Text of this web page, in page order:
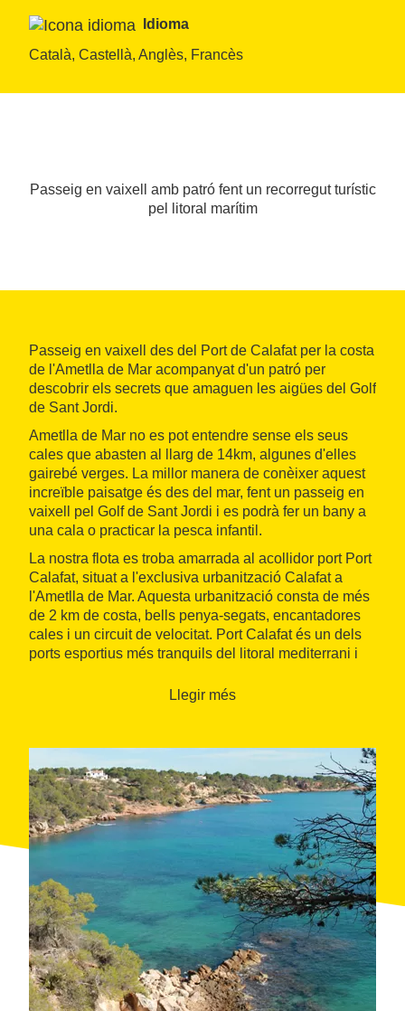
Idioma
Català, Castellà, Anglès, Francès
Passeig en vaixell amb patró fent un recorregut turístic
pel litoral marítim
Passeig en vaixell des del Port de Calafat per la costa
de l'Ametlla de Mar acompanyat d'un patró per
descobrir els secrets que amaguen les aigües del Golf
de Sant Jordi.
Ametlla de Mar no es pot entendre sense els seus
cales que abasten al llarg de 14km, algunes d'elles
gairebé verges. La millor manera de conèixer aquest
increïble paisatge és des del mar, fent un passeig en
vaixell pel Golf de Sant Jordi i es podrà fer un bany a
una cala o practicar la pesca infantil.
La nostra flota es troba amarrada al acollidor port Port
Calafat, situat a l'exclusiva urbanització Calafat a
l'Ametlla de Mar. Aquesta urbanització consta de més
de 2 km de costa, bells penya-segats, encantadores
cales i un circuit de velocitat. Port Calafat és un dels
ports esportius més tranquils del litoral mediterrani i
en un entorn privilegiat per a pesca esportiva, ja que
tonyina vermella.
El preu inclou: Sortida de 3 hores en embarcació de
motor amb patró-guia, combustible, assegurances i
refrescs o cava
Horari: Tots els matins de 8h a 15h de l'01/05 al 31/10
(també és posible realitzar activitats en horari de
tarda)
Durada: 3 hores
Idiomes: Català, castellà, anglès i nocions de francès
Punt de trobada: Sortida des del Port de Calafat de
l'Ametlla de Mar (Urb. Calafat 5c, 1A. E-43860
Calafat. Tarragona)
Llegir més